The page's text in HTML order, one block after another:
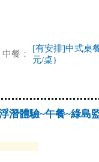
中餐：
[有安排]中式桌
元/桌}
潛體驗~午餐~綠島